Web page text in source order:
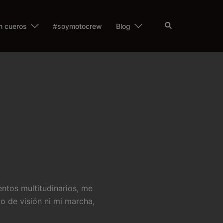
cueros #soymotocrew Blog Buscar
multitudinarios, me
de visión ni mi marcha,